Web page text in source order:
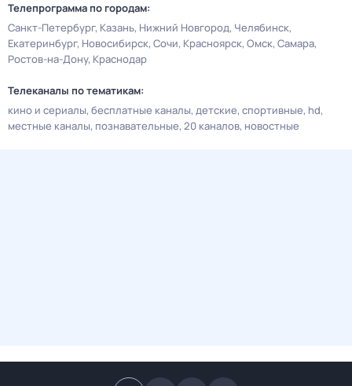
Телепрограмма по городам:
Санкт-Петербург Казань Нижний Новгород Челябинск
Екатеринбург Новосибирск Сочи Красноярск Омск Самара
Ростов-на-Дону Краснодар
Телеканалы по тематикам:
кино и сериалы бесплатные каналы детские спортивные hd
местные каналы познавательные 20 каналов новостные